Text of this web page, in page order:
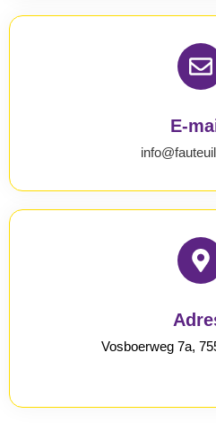
E-
Vosboerweg 7a,